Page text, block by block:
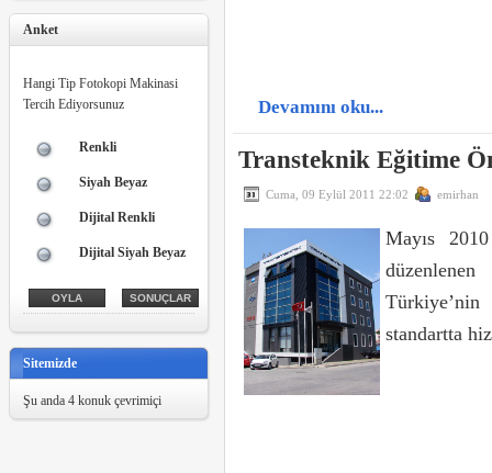
Devamını oku...
Transteknik Eğitime
Cuma, 09 Eylül 2011 22:02 emirhan
Mayıs
standartta
Anket
Hangi Tip Fotokopi Makinasi
Tercih Ediyorsunuz
Renkli
Siyah Beyaz
Dijital Renkli
Dijital Siyah Beyaz
Sitemizde
Şu anda 4 konuk çevrimiçi